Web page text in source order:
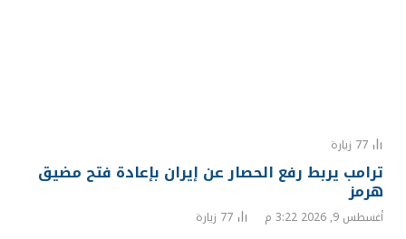
77 زيارة
ترامب يربط رفع الحصار عن إيران بإعادة فتح مضيق
هرمز
أغسطس 9, 2026 3:22 م 77 زيارة